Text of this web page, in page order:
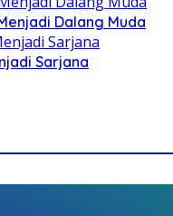
Dalang Muda
Sarjana